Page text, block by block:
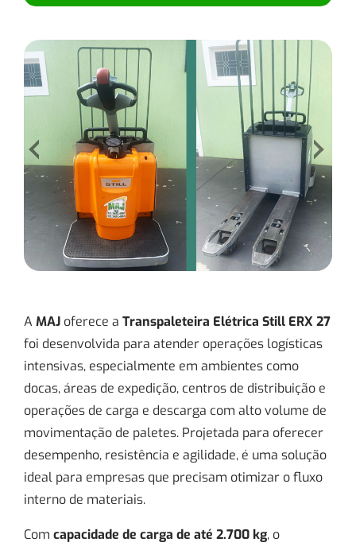
A MAJ oferece a Transpaleteira Elétrica Still ERX 27
foi desenvolvida para atender operações logísticas
intensivas, especialmente em ambientes como
docas, áreas de expedição, centros de distribuição e
operações de carga e descarga com alto volume de
movimentação de paletes. Projetada para oferecer
desempenho, resistência e agilidade, é uma solução
ideal para empresas que precisam otimizar o fluxo
interno de materiais.
Com capacidade de carga de até 2.700 kg, o